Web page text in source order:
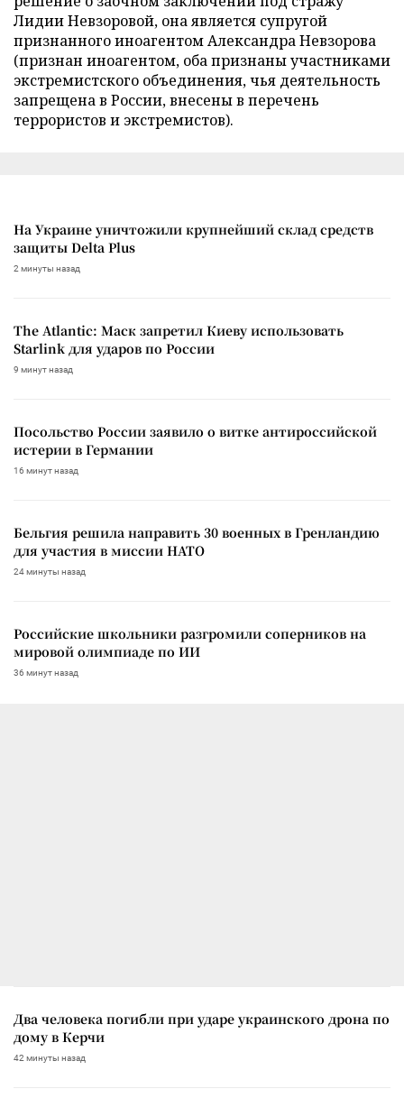
Лидии Невзоровой, она является супругой
признанного иноагентом Александра Невзорова
(признан иноагентом, оба признаны участниками
экстремистского объединения, чья деятельность
запрещена в России, внесены в перечень
террористов и экстремистов).
На Украине уничтожили крупнейший склад средств
защиты Delta Plus
2 минуты назад
The Atlantic: Маск запретил Киеву использовать
Starlink для ударов по России
9 минут назад
Посольство России заявило о витке антироссийской
истерии в Германии
16 минут назад
Бельгия решила направить 30 военных в Гренландию
для участия в миссии НАТО
24 минуты назад
Российские школьники разгромили соперников на
мировой олимпиаде по ИИ
36 минут назад
Два человека погибли при ударе украинского дрона по
дому в Керчи
42 минуты назад